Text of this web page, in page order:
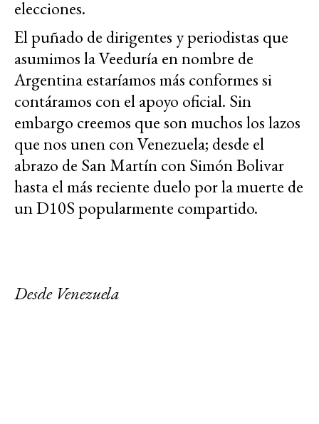
elecciones.
El puñado de dirigentes y periodistas que
asumimos la Veeduría en nombre de
Argentina estaríamos más conformes si
contáramos con el apoyo oficial. Sin
embargo creemos que son muchos los lazos
que nos unen con Venezuela; desde el
abrazo de San Martín con Simón Bolivar
hasta el más reciente duelo por la muerte de
un D10S popularmente compartido.
Desde Venezuela